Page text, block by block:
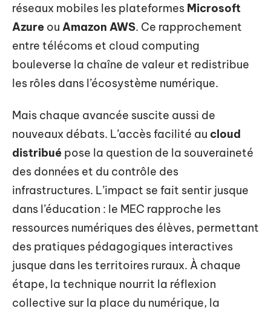
réseaux mobiles les plateformes Microsoft
Azure ou Amazon AWS. Ce rapprochement
entre télécoms et cloud computing
bouleverse la chaîne de valeur et redistribue
les rôles dans l’écosystème numérique.
Mais chaque avancée suscite aussi de
nouveaux débats. L’accès facilité au cloud
distribué pose la question de la souveraineté
des données et du contrôle des
infrastructures. L’impact se fait sentir jusque
dans l’éducation : le MEC rapproche les
ressources numériques des élèves, permettant
des pratiques pédagogiques interactives
jusque dans les territoires ruraux. À chaque
étape, la technique nourrit la réflexion
collective sur la place du numérique, la